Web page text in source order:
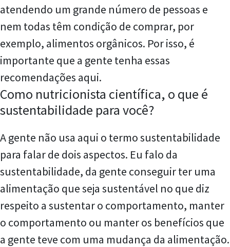
atendendo um grande número de pessoas e
nem todas têm condição de comprar, por
exemplo, alimentos orgânicos. Por isso, é
importante que a gente tenha essas
recomendações aqui.
Como nutricionista científica, o que é
sustentabilidade para você?
A gente não usa aqui o termo sustentabilidade
para falar de dois aspectos. Eu falo da
sustentabilidade, da gente conseguir ter uma
alimentação que seja sustentável no que diz
respeito a sustentar o comportamento, manter
o comportamento ou manter os benefícios que
a gente teve com uma mudança da alimentação.